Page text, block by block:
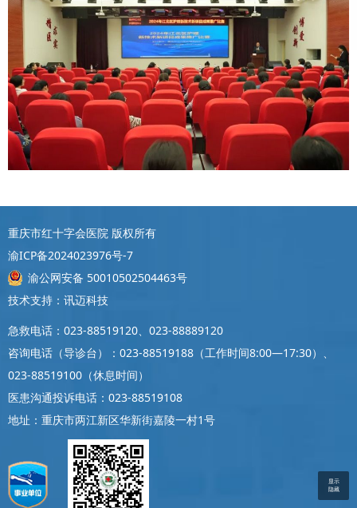
显示
隐藏
重庆市红十字会医院 版权所有
渝ICP备2024023976号-7
渝公网安备 50010502504463号
技术支持：讯迈科技
急救电话：023-88519120、023-88889120
咨询电话（导诊台）：023-88519188（工作时间8:00—17:30）、
023-88519100（休息时间）
医患沟通投诉电话：023-88519108
地址：重庆市两江新区华新街嘉陵一村1号